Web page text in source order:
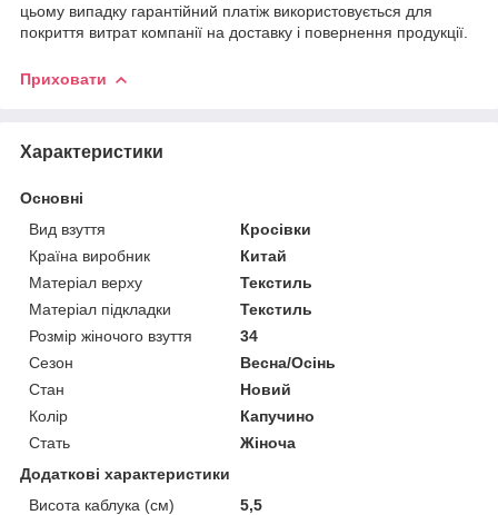
цьому випадку гарантійний платіж використовується для
покриття витрат компанії на доставку і повернення продукції.
Приховати
Характеристики
Основні
Вид взуття
Кросівки
Країна виробник
Китай
Матеріал верху
Текстиль
Матеріал підкладки
Текстиль
Розмір жіночого взуття
34
Сезон
Весна/Осінь
Стан
Новий
Колір
Капучино
Стать
Жіноча
Додаткові характеристики
Висота каблука (см)
5,5